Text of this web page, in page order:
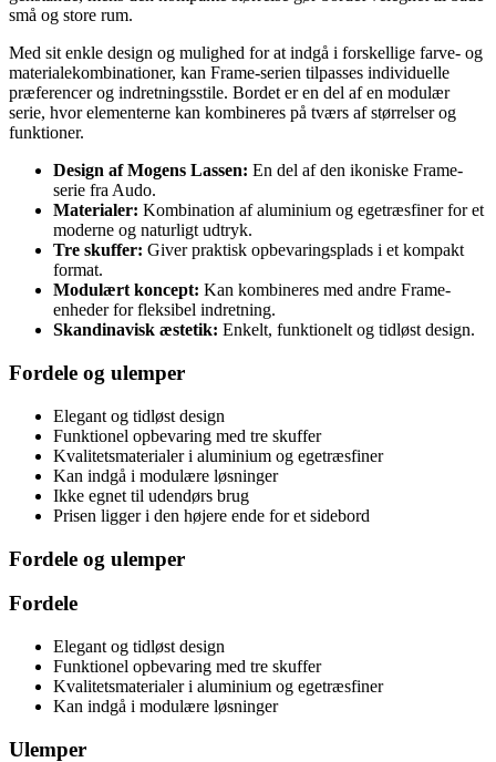
små og store rum.
Med sit enkle design og mulighed for at indgå i forskellige farve- og
materialekombinationer, kan Frame-serien tilpasses individuelle
præferencer og indretningsstile. Bordet er en del af en modulær
serie, hvor elementerne kan kombineres på tværs af størrelser og
funktioner.
Design af Mogens Lassen: En del af den ikoniske Frame-
serie fra Audo.
Materialer: Kombination af aluminium og egetræsfiner for et
moderne og naturligt udtryk.
Tre skuffer: Giver praktisk opbevaringsplads i et kompakt
format.
Modulært koncept: Kan kombineres med andre Frame-
enheder for fleksibel indretning.
Skandinavisk æstetik: Enkelt, funktionelt og tidløst design.
Fordele og ulemper
Elegant og tidløst design
Funktionel opbevaring med tre skuffer
Kvalitetsmaterialer i aluminium og egetræsfiner
Kan indgå i modulære løsninger
Ikke egnet til udendørs brug
Prisen ligger i den højere ende for et sidebord
Fordele og ulemper
Fordele
Elegant og tidløst design
Funktionel opbevaring med tre skuffer
Kvalitetsmaterialer i aluminium og egetræsfiner
Kan indgå i modulære løsninger
Ulemper